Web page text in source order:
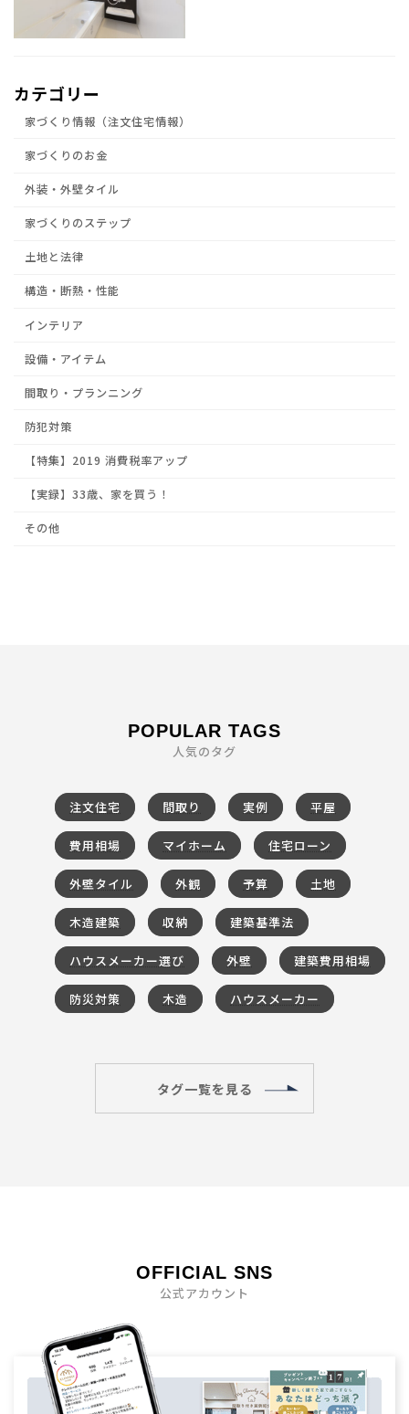
カテゴリー
家づくり情報（注文住宅情報）
家づくりのお金
外装・外壁タイル
家づくりのステップ
土地と法律
構造・断熱・性能
インテリア
設備・アイテム
間取り・プランニング
防犯対策
【特集】2019 消費税率アップ
【実録】33歳、家を買う！
その他
POPULAR TAGS
人気のタグ
注文住宅 間取り 実例 平屋
費用相場 マイホーム 住宅ローン
外壁タイル 外観 予算 土地
木造建築 収納 建築基準法
ハウスメーカー選び 外壁 建築費用相場
防災対策 木造 ハウスメーカー
タグ一覧を見る
OFFICIAL SNS
公式アカウント